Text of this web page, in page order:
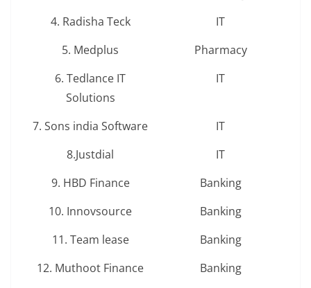
4. Radisha Teck
IT
5. Medplus
Pharmacy
6. Tedlance IT
Solutions
IT
7. Sons india Software
IT
8.Justdial
IT
9. HBD Finance
Banking
10. Innovsource
Banking
11. Team lease
Banking
12. Muthoot Finance
Banking